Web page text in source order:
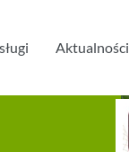
Aktualności